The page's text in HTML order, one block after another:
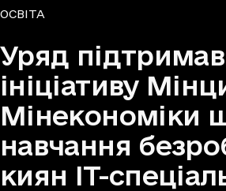
ГОЛОВНА
Рубрики
ОСВІТА
Уряд підтримав
ініціативу
Мінекономіки
навчання
киян ІТ-